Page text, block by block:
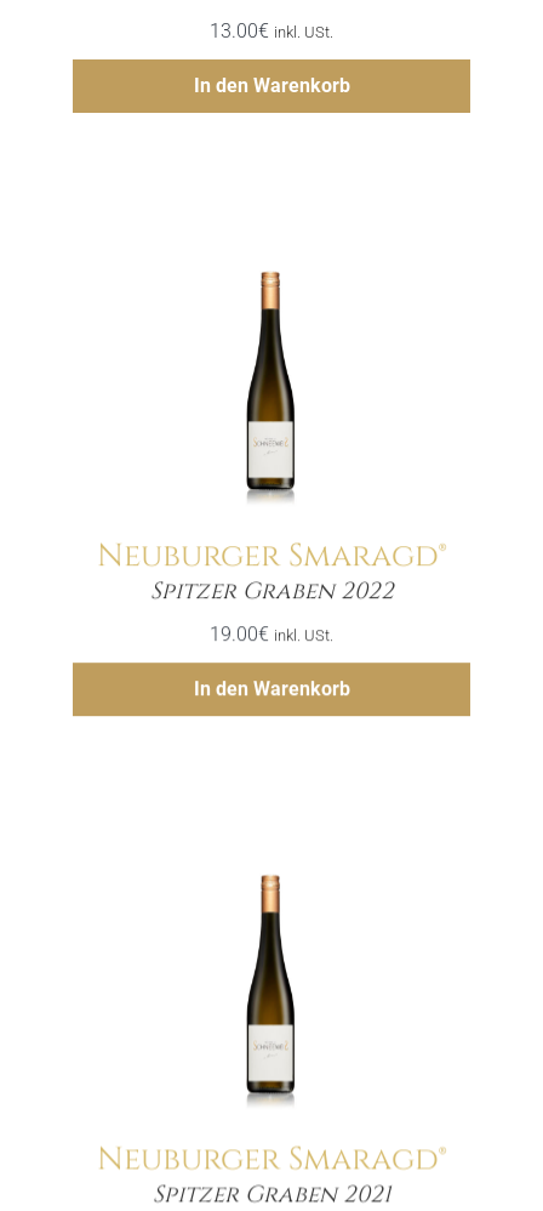
13.00€ inkl. USt.
In den Warenkorb
Hinzufügen
Neuburger Smaragd®
Spitzer Graben 2022
19.00€ inkl. USt.
In den Warenkorb
Menge
Hinzufügen
Neuburger Smaragd®
Spitzer Graben 2021
Menge